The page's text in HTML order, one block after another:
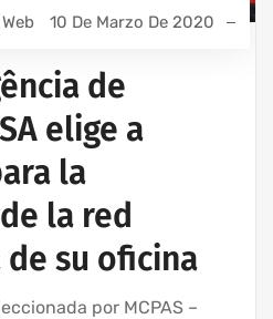
10 De Marzo De 2020
de
elige a
la
la red
su oficina
por MCPAS –